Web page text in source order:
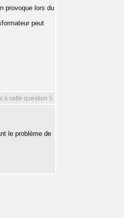
provoque lors du
peut
à cette question 5
le problème de